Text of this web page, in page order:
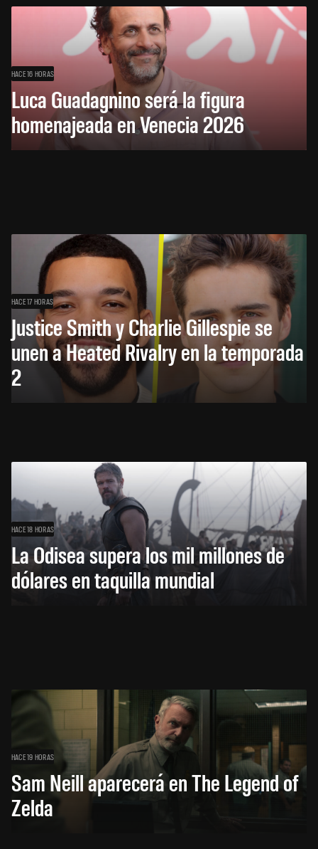
HACE 16 HORAS
Luca Guadagnino será la figura
homenajeada en Venecia 2026
HACE 17 HORAS
Justice Smith y Charlie Gillespie se
unen a Heated Rivalry en la temporada
2
HACE 18 HORAS
La Odisea supera los mil millones de
dólares en taquilla mundial
HACE 19 HORAS
Sam Neill aparecerá en The Legend of
Zelda